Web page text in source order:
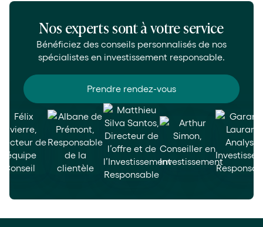
Nos experts sont à votre service
Bénéficiez des conseils personnalisés de nos
spécialistes en investissement responsable.
Prendre rendez-vous